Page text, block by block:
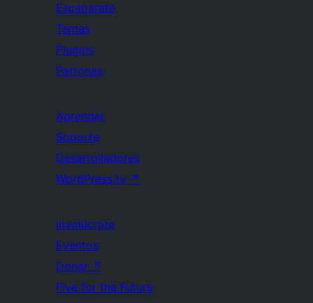
Escaparate
Temas
Plugins
Patrones
Aprender
Soporte
Desarrolladores
WordPress.tv ↗
Involúcrate
Eventos
Donar ↗
Five for the Future